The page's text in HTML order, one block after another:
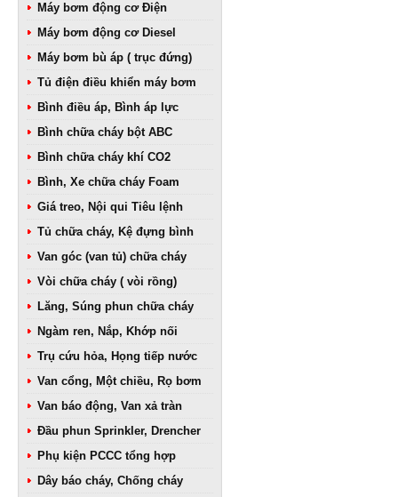
Máy bơm động cơ Điện
Máy bơm động cơ Diesel
Máy bơm bù áp ( trục đứng)
Tủ điện điều khiển máy bơm
Bình điều áp, Bình áp lực
Bình chữa cháy bột ABC
Bình chữa cháy khí CO2
Bình, Xe chữa cháy Foam
Giá treo, Nội qui Tiêu lệnh
Tủ chữa cháy, Kệ đựng bình
Van góc (van tủ) chữa cháy
Vòi chữa cháy ( vòi rồng)
Lăng, Súng phun chữa cháy
Ngàm ren, Nắp, Khớp nối
Trụ cứu hỏa, Họng tiếp nước
Van cổng, Một chiều, Rọ bơm
Van báo động, Van xả tràn
Đầu phun Sprinkler, Drencher
Phụ kiện PCCC tổng hợp
Dây báo cháy, Chống cháy